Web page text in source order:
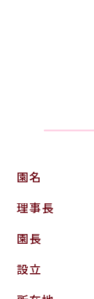
園名
理事長
園長
設立